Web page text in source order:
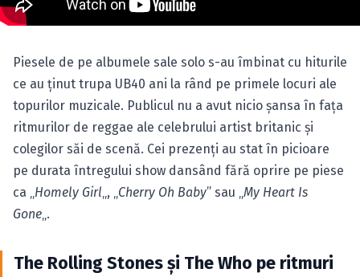
Piesele de pe albumele sale solo s-au îmbinat cu hiturile
ce au ţinut trupa UB40 ani la rând pe primele locuri ale
topurilor muzicale. Publicul nu a avut nicio şansa în faţa
ritmurilor de reggae ale celebrului artist britanic şi
colegilor săi de scenă. Cei prezenţi au stat în picioare
pe durata întregului show dansând fără oprire pe piese
ca „ Homely Girl „, „ Cherry Oh Baby” sau „ My Heart Is
Gone „.
The Rolling Stones şi The Who pe ritmuri